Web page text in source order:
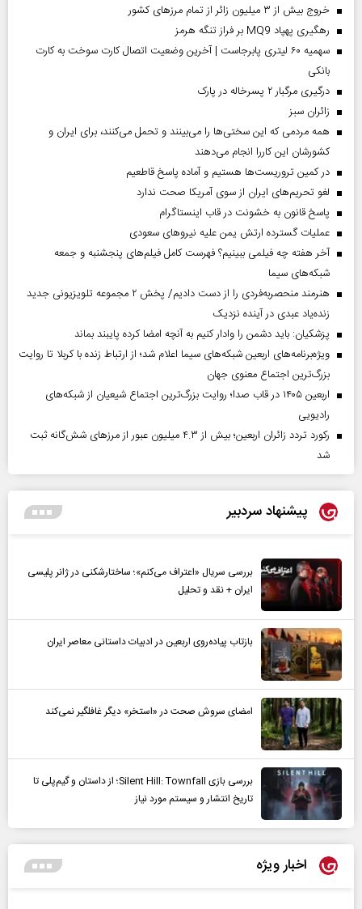
خروج بیش از ۳ میلیون زائر از تمام مرز‌های کشور
رهگیری پهپاد MQ9 بر فراز تنگه هرمز
سهمیه ۶۰ لیتری پابرجاست | آخرین وضعیت اتصال کارت سوخت به کارت
بانکی
درگیری مرگبار ۲ پسرخاله در پارک
‌زائران سبز
همه مردمی که این سختی‌ها را می‌بینند و تحمل می‌کنند، برای ایران و
کشورشان این کاررا انجام می‌دهند
در کمین تروریست‌ها هستیم و آماده پاسخ قاطعیم
لغو تحریم‌های ایران از سوی آمریکا صحت ندارد
پاسخ قانون به خشونت در قاب اینستاگرام
عملیات گسترده ارتش یمن علیه نیروهای سعودی
آخر هفته چه فیلمی ببینیم؟ فهرست کامل فیلم‌های پنجشنبه و جمعه
شبکه‌های سیما
هنرمند منحصر‌به‌فردی را از دست دادیم/ پخش ۲ مجموعه تلویزیونی جدید
زنده‌یاد عبدی در آینده نزدیک
پزشکیان: باید دشمن را وادار کنیم به آنچه امضا کرده پایبند بماند
ویژه‌برنامه‌های اربعین شبکه‌های سیما اعلام شد؛ از ارتباط زنده با کربلا تا روایت
بزرگ‌ترین اجتماع معنوی جهان
اربعین ۱۴۰۵ در قاب صدا؛ روایت بزرگ‌ترین اجتماع شیعیان از شبکه‌های
رادیویی
رکورد تردد زائران اربعین؛ بیش از ۴.۳ میلیون عبور از مرزهای شش‌گانه ثبت
شد
پیشنهاد سردبیر
بررسی سریال «اعتراف می‌کنم»؛ ساختارشکنی در ژانر پلیسی
ایران + نقد و تحلیل
بازتاب پیاده‌روی اربعین در ادبیات داستانی معاصر ایران
امضای سروش صحت در «استخر» دیگر غافلگیر نمی‌کند
بررسی بازی Silent Hill: Townfall؛ از داستان و گیم‌پلی تا
تاریخ انتشار و سیستم مورد نیاز
اخبار ویژه